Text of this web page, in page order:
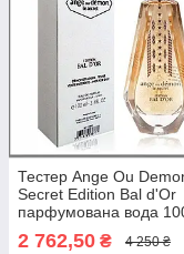
Тестер Ange Ou
Secret Edition Bal d'Or
парфумована вода
ml. (Секрет Бал Дор)
2 762,50 ₴ 4 250 ₴